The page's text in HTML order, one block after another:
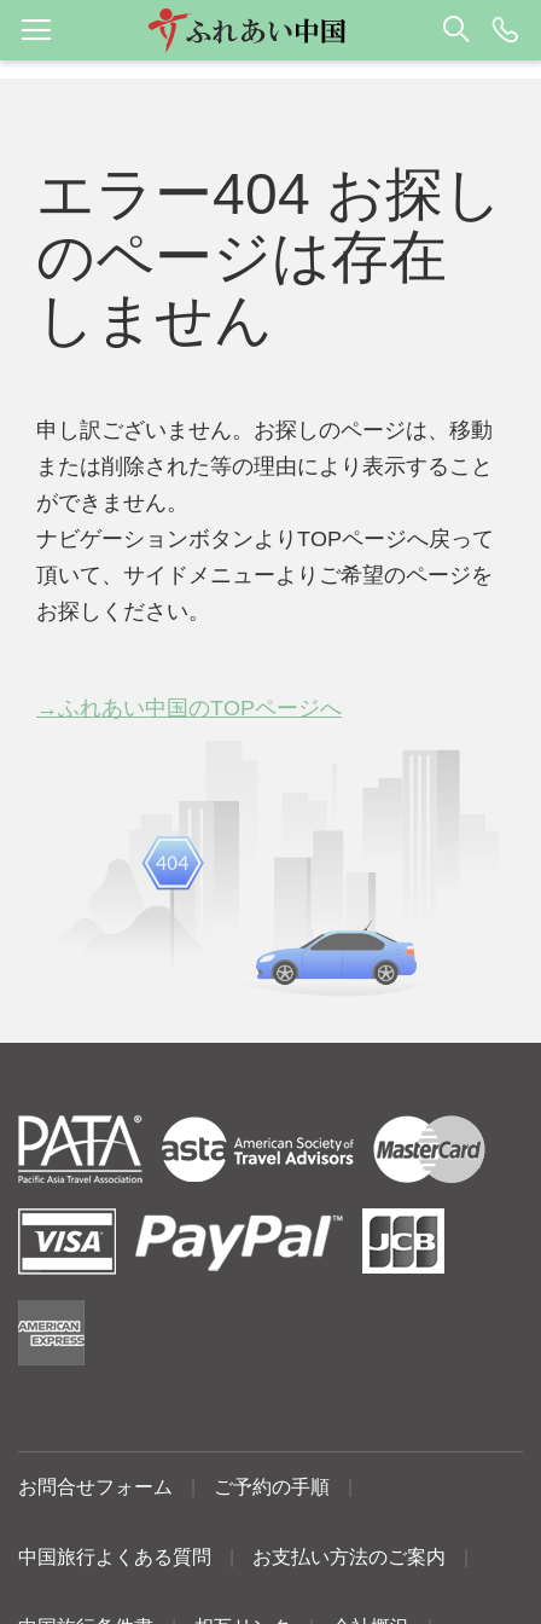
エラー404 お探し
のページは存在
しません
申し訳ございません。お探しのページは、移動
または削除された等の理由により表示すること
ができません。
ナビゲーションボタンよりTOPページへ戻って
頂いて、サイドメニューよりご希望のページを
お探しください。
→ふれあい中国のTOPページへ
お問合せフォーム ご予約の手順
中国旅行よくある質問 お支払い方法のご案内